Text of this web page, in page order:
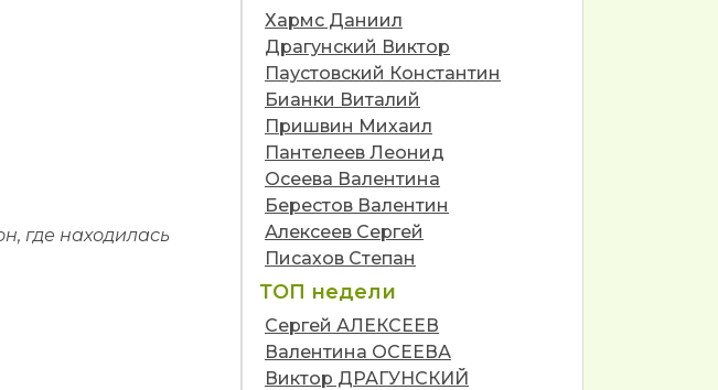
где находилась
Хармс Даниил
Драгунский Виктор
Паустовский Константин
Бианки Виталий
Пришвин Михаил
Пантелеев Леонид
Осеева Валентина
Берестов Валентин
Алексеев Сергей
Писахов Степан
ТОП недели
Сергей АЛЕКСЕЕВ
Валентина ОСЕЕВА
Виктор ДРАГУНСКИЙ